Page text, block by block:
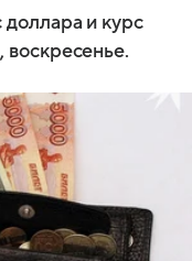
доллара и курс
воскресенье.